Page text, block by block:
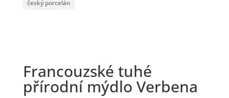
český porcelán
Francouzské tuhé
přírodní mýdlo Verbena